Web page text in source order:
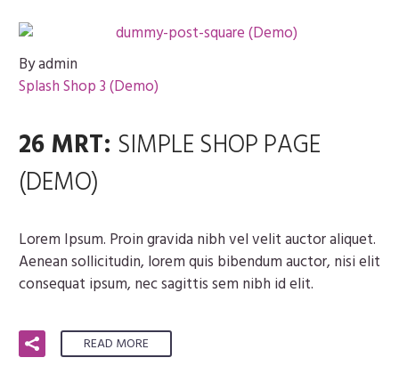
By admin
Splash Shop 3 (Demo)
26 MRT: SIMPLE SHOP PAGE
(DEMO)
Lorem Ipsum. Proin gravida nibh vel velit auctor aliquet.
Aenean sollicitudin, lorem quis bibendum auctor, nisi elit
consequat ipsum, nec sagittis sem nibh id elit.
READ MORE